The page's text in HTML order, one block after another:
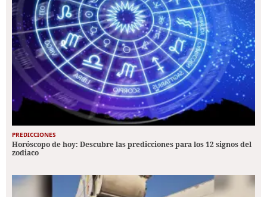
PREDICCIONES
Horóscopo de hoy: Descubre las predicciones para los 12 signos del
zodiaco